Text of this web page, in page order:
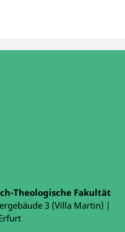
Theologische Fakultät
3 (Villa Martin) |